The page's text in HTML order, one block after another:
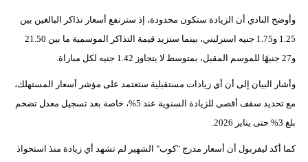
فيديو
وأوضح النادي أن الزيادة ستكون محدودة، إذ سترتفع أسعار تذاكر البالغين بين
1.25 و1.75 جنيه استرليني، بينما ستزيد قيمة التذاكر الموسمية ما بين 21.50
و27 جنيهًا للموسم المقبل، بمتوسط لا يتجاوز 1.42 جنيه لكل مباراة.
وأشار البيان إلى أن أي زيادات مستقبلية ستعتمد على مؤشر أسعار المستهلك،
مع تحديد سقف أقصى للزيادة السنوية عند 5%، خاصة بعد تسجيل معدل تضخم
بلغ 3% حتى يناير 2026.
كما أكد ليفربول أن أسعار مدرج "كوب" الشهير لم تشهد أي زيادة منذ استحواذ